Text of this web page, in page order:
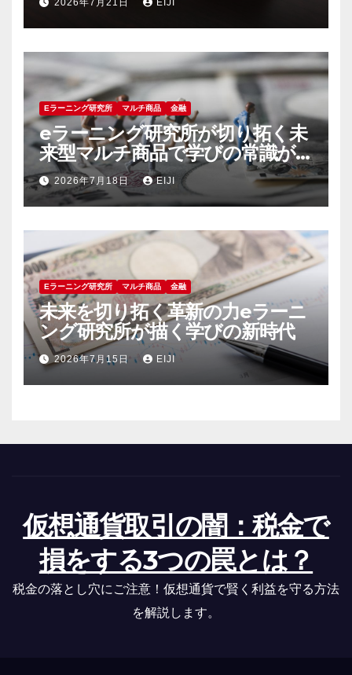
Eラーニング研究所 マルチ商品 金融
eラーニング研究所が切り拓く未
来型マルチ商品で学びの常識が
変わる
2026年7月18日 EIJI
Eラーニング研究所 マルチ商品 金融
未来を切り拓く革新の力eラーニ
ング研究所が描く学びの新時代
2026年7月15日 EIJI
仮想通貨取引の闇：税金で
損をする3つの罠とは？
税金の落とし穴にご注意！仮想通貨で賢く利益を守る方法
を解説します。